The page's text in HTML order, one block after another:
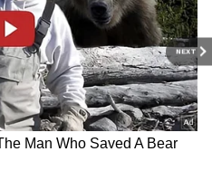
NEXT
India US